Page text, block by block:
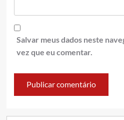
Salvar meus dados neste
vez que eu comentar.